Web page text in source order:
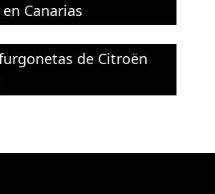
Canarias
de Citroën